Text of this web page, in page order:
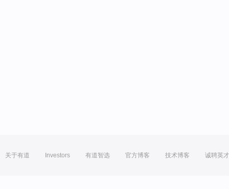
关于有道 Investors 有道智选 官方博客 技术博客 诚聘英才